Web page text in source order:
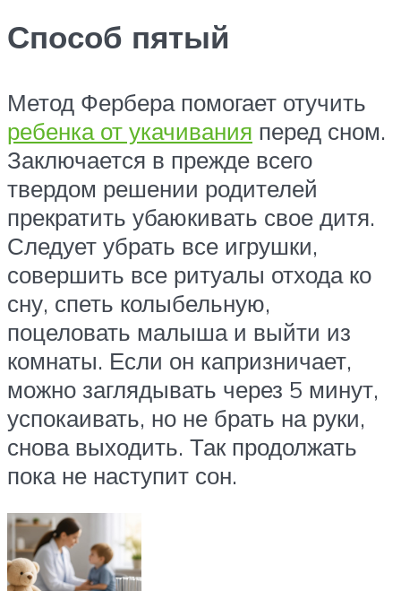
Способ пятый
Метод Фербера помогает отучить
ребенка от укачивания перед сном.
Заключается в прежде всего
твердом решении родителей
прекратить убаюкивать свое дитя.
Следует убрать все игрушки,
совершить все ритуалы отхода ко
сну, спеть колыбельную,
поцеловать малыша и выйти из
комнаты. Если он капризничает,
можно заглядывать через 5 минут,
успокаивать, но не брать на руки,
снова выходить. Так продолжать
пока не наступит сон.